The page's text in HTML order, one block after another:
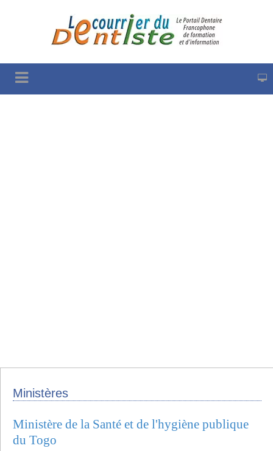
Ministères
Ministère de la Santé et de l'hygiène publique
du Togo